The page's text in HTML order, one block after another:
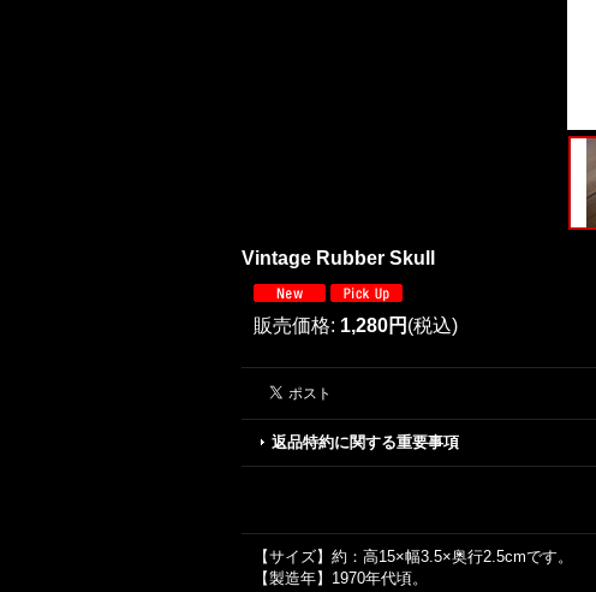
Vintage Rubber Skull
販売価格: 1,280円 (税込)
返品特約に関する重要事項
【サイズ】約：高15×幅3.5×奥行2.5cmです。
【製造年】1970年代頃。